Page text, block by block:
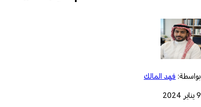
بواسطة: فهد المالك
9 يناير 2024